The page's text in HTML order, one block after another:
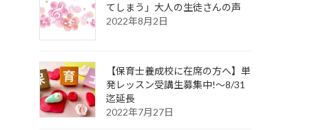
てしまう」大人の生徒さんの声
2022年8月2日
【保育士養成校に在席の方へ】単
発レッスン受講生募集中!〜8/31
迄延長
2022年7月27日